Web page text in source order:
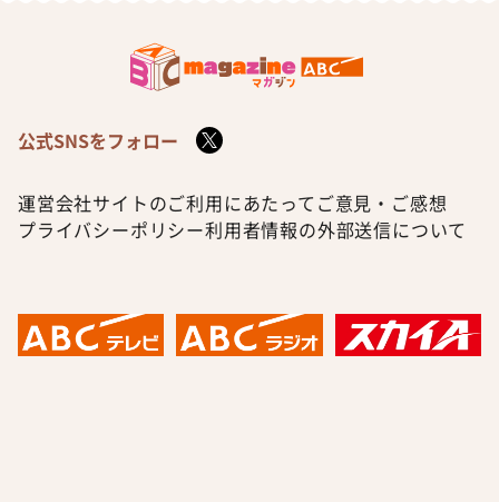
公式SNSをフォロー
運営会社サイトのご利用にあたって ご意見・ご感想
プライバシーポリシー利用者情報の外部送信について